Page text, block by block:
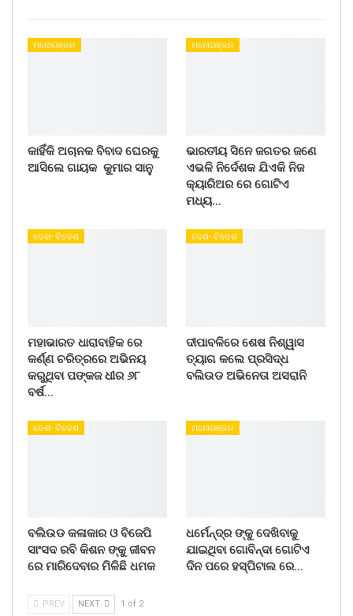
ମନୋରଞ୍ଜନ
କାହିଁକି ଅଚାନକ ବିବାଦ ଘେରକୁ
ଆସିଲେ ଗାୟକ କୁମାର ସାନୁ
ମନୋରଞ୍ଜନ
ଭାରତୀୟ ସିନେ ଜଗତର ଜଣେ
ଏଭଳି ନିର୍ଦେଶକ ଯିଏକି ନିଜ
କ୍ୟାରିଅର ରେ ଗୋଟିଏ
ମଧ୍ୟ…
ଦେଶ- ବିଦେଶ
ମହାଭାରତ ଧାରାବାହିକ ରେ
କର୍ଣ୍ଣ ଚରିତ୍ରରେ ଅଭିନୟ
କରୁଥିବା ପଙ୍କଜ ଧୀର ୬୮
ବର୍ଷ…
ଦେଶ- ବିଦେଶ
ଦୀପାବଳିରେ ଶେଷ ନିଶ୍ୱାସ
ତ୍ୟାଗ କଲେ ପ୍ରସିଦ୍ଧ
ବଲିଉଡ ଅଭିନେତା ଅସରାନି
ଦେଶ- ବିଦେଶ
ବଲିଉଡ କଳାକାର ଓ ବିଜେପି
ସାଂସଦ ରବି କିଶନ ଙ୍କୁ ଜୀବନ
ରେ ମାରିଦେବାର ମିଳିଛି ଧମକ
ମନୋରଞ୍ଜନ
ଧର୍ମେନ୍ଦ୍ର ଙ୍କୁ ଦେଖିବାକୁ
ଯାଇଥିବା ଗୋବିନ୍ଦା ଗୋଟିଏ
ଦିନ ପରେ ହସ୍ପିଟାଲ ରେ…
PREV NEXT 1 of 2